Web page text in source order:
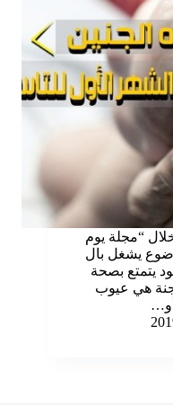
“مجلة يوم
يشغل بال
يتمتع بصحة
هي عيوب